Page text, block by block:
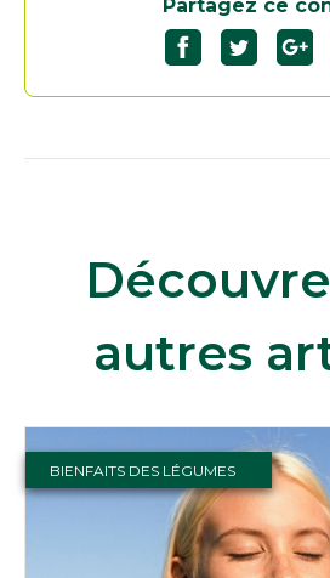
Partagez ce
autres
BIENFAITS DES LÉGUMES